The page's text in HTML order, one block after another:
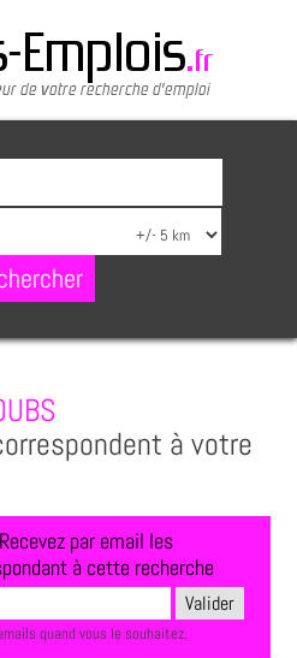
à votre
Recevez par email les
à cette recherche
quand vous le souhaitez.